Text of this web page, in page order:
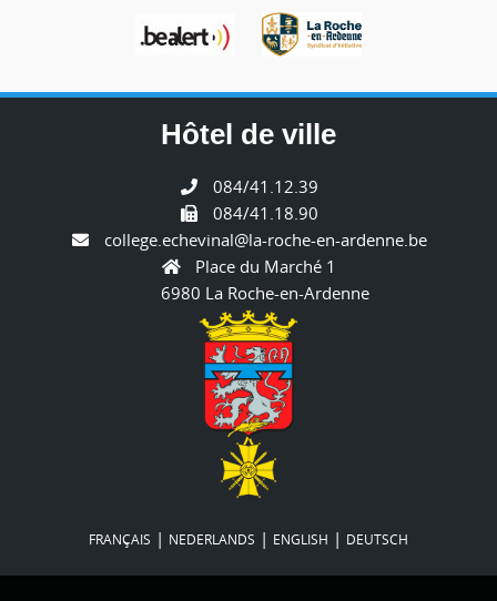
Hôtel de ville
084/41.12.39
084/41.18.90
college.echevinal@la-roche-en-ardenne.be
Place du Marché 1
6980 La Roche-en-Ardenne
FRANÇAIS | NEDERLANDS | ENGLISH | DEUTSCH